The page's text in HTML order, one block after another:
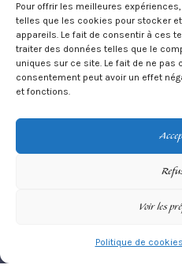
Pour offrir les meilleures
telles que les cookies pour stocker
appareils. Le fait de consentir à ces
traiter des données telles que le
uniques sur ce site. Le fait de ne pas
consentement peut avoir un effet
et fonctions.
Voir les
Politique de cookies
Longue robe vintage verte
1970’s
85,00€
Le
prix
initial
était :
85,00€.
65,00 €
Le
prix
actuel
est :
LIRE LA SUITE